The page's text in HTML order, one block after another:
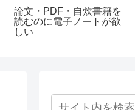
論文・PDF・自炊書籍を
読むのに電子ノートが欲
しい